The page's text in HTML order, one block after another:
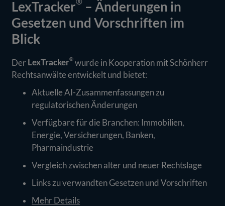
LexTracker® – Änderungen in
Gesetzen und Vorschriften im
Blick
Der LexTracker® wurde in Kooperation mit Schönherr
Rechtsanwälte entwickelt und bietet:
Aktuelle AI-Zusammenfassungen zu
regulatorischen Änderungen
Verfügbare für die Branchen: Immobilien,
Energie, Versicherungen, Banken,
Pharmaindustrie
Vergleich zwischen alter und neuer Rechtslage
Links zu verwandten Gesetzen und Vorschriften
Mehr Details